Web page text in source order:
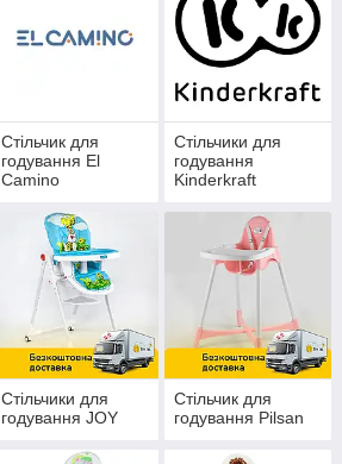
Стільчик для
годування El
Camino
Стільчики для
годування
Kinderkraft
Стільчики для
годування JOY
Стільчик для
годування Pilsan